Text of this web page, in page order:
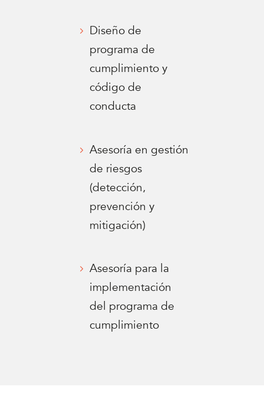
Diseño de
programa de
cumplimiento y
código de
conducta
Asesoría en gestión
de riesgos
(detección,
prevención y
mitigación)
Asesoría para la
implementación
del programa de
cumplimiento